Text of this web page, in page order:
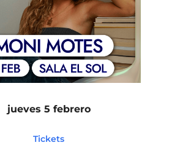
jueves 5 febrero
Tickets